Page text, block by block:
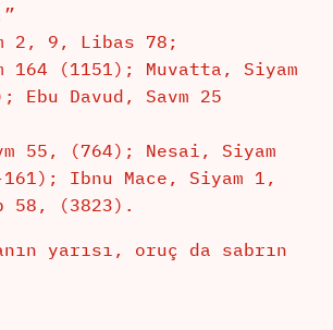
2, 9, Libas 78;
164 (1151); Muvatta, Siyam
Davud, Savm 25
55, (764); Nesai, Siyam
Ibnu Mace, Siyam 1,
58, (3823).
yarısı, oruç da sabrın